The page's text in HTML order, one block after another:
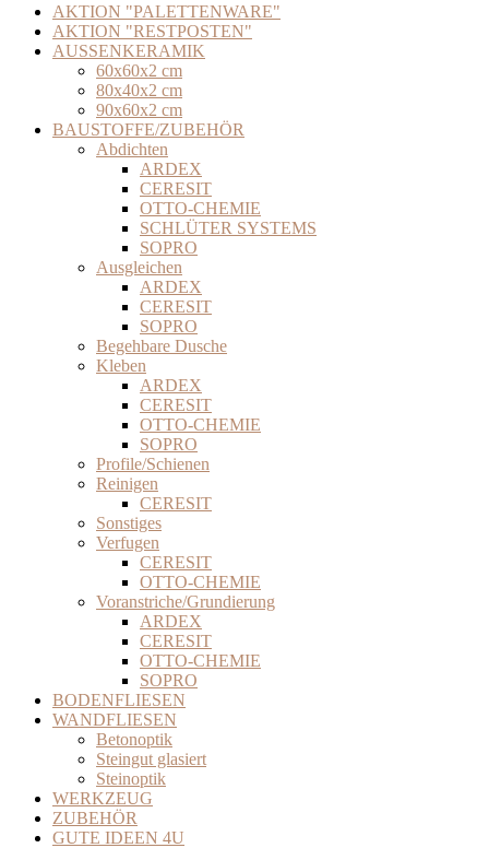
AKTION "PALETTENWARE"
AKTION "RESTPOSTEN"
AUSSENKERAMIK
60x60x2 cm
80x40x2 cm
90x60x2 cm
BAUSTOFFE/ZUBEHÖR
Abdichten
ARDEX
CERESIT
OTTO-CHEMIE
SCHLÜTER SYSTEMS
SOPRO
Ausgleichen
ARDEX
CERESIT
SOPRO
Begehbare Dusche
Kleben
ARDEX
CERESIT
OTTO-CHEMIE
SOPRO
Profile/Schienen
Reinigen
CERESIT
Sonstiges
Verfugen
CERESIT
OTTO-CHEMIE
Voranstriche/Grundierung
ARDEX
CERESIT
OTTO-CHEMIE
SOPRO
BODENFLIESEN
WANDFLIESEN
Betonoptik
Steingut glasiert
Steinoptik
WERKZEUG
ZUBEHÖR
GUTE IDEEN 4U